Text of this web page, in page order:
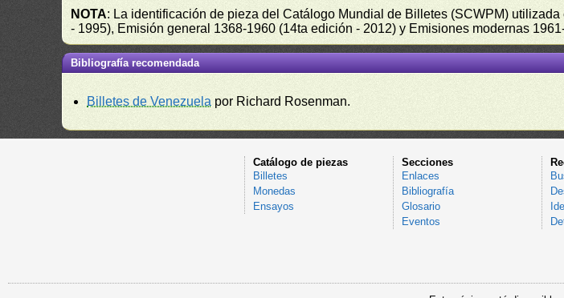
NOTA: La identificación de pieza del Catálogo Mundial de Billetes (SCWPM)
- 1995), Emisión general 1368-1960 (14ta edición - 2012) y Emisiones modernas
Bibliografía recomendada
Billetes de Venezuela por Richard Rosenman.
Catálogo de piezas
Billetes
Monedas
Ensayos
Secciones
Enlaces
Bibliografía
Glosario
Eventos